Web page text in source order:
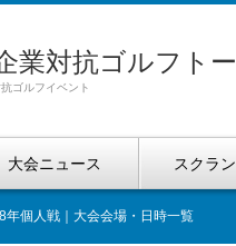
業対抗ゴルフト
ゴルフイベント
大会ニュース スクラ
年個人戦｜大会会場・日時一覧